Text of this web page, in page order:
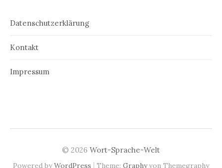
Datenschutzerklärung
Kontakt
Impressum
© 2026 Wort-Sprache-Welt
Powered byWordPress | Theme: Graphyvon Themegraphy